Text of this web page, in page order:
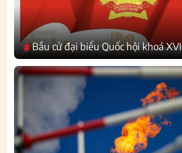
#Bầu cử đại biểu Quốc hội khoá XVI